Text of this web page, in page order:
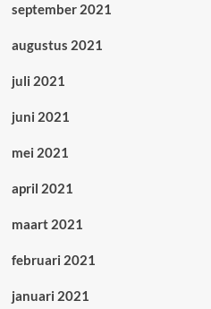
september 2021
augustus 2021
juli 2021
juni 2021
mei 2021
april 2021
maart 2021
februari 2021
januari 2021